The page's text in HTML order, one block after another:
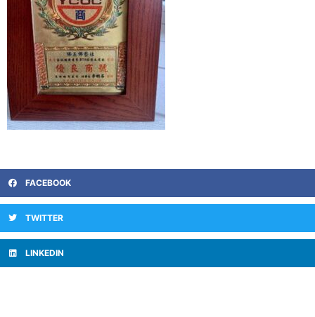
FACEBOOK
TWITTER
LINKEDIN